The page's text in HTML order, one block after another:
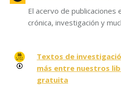
El acervo de publicaciones
crónica, investigación y
Textos de
más entre nuestros
gratuita